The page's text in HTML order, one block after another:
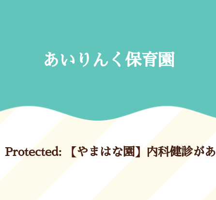
あいりんく保育園
Protected: 【やまはな園】内科健診が